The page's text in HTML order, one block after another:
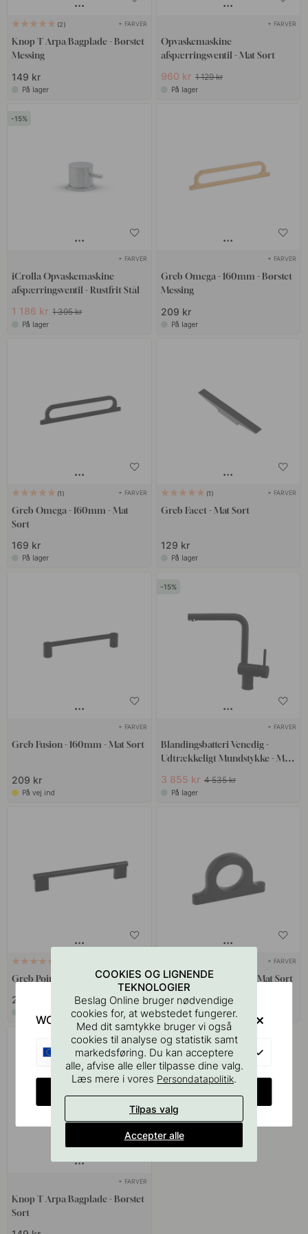
2 + FARVER
Knop T Arpa/Bagplade - Børstet
Messing
149 kr
På lager
+ FARVER
Opvaskemaskine
afspærringsventil - Mat Sort
960 kr 1 129 kr
På lager
15
+ FARVER
iCrolla Opvaskemaskine
afspærringsventil - Rustfrit Stål
1 186 kr 1 395 kr
På lager
+ FARVER
Greb Omega - 160mm - Børstet
Messing
209 kr
På lager
1 + FARVER
Greb Omega - 160mm - Mat
Sort
169 kr
På lager
1 + FARVER
Greb Facet - Mat Sort
129 kr
På lager
+ FARVER
Greb Fusion - 160mm - Mat Sort
209 kr
På vej ind
15
+ FARVER
Blandingsbatteri Venedig -
Udtrækkeligt Mundstykke - Mat
3 855 kr 4 535 kr
På lager
Greb Point - Børstet Sort
289 kr
+ FARVER
Greb Omega - 32mm - Mat Sort
75 kr
På lager
+ FARVER
Knop T Arpa/Bagplade - Børstet
Sort
COOKIES OG LIGNENDE
TEKNOLOGIER
Beslag Online bruger nødvendige
cookies for, at webstedet fungerer.
Med dit samtykke bruger vi også
cookies til analyse og statistik samt
markedsføring. Du kan acceptere
alle, afvise alle eller tilpasse dine valg.
Læs mere i vores Persondatapolitik.
Tilpas valg
Accepter alle
WOULD YOU RATHER VISIT?
EU